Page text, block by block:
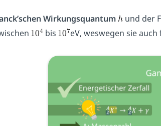
Wirkungsquantum und der
bis eV, weswegen sie